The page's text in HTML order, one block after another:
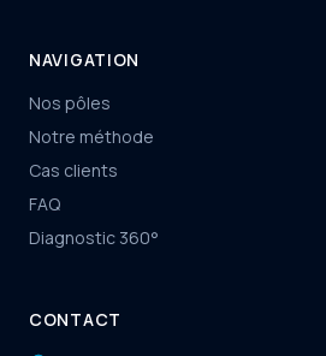
NAVIGATION
Nos pôles
Notre méthode
Cas clients
FAQ
Diagnostic 360°
CONTACT